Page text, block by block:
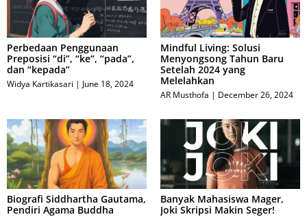
Perbedaan Penggunaan
Preposisi “di”, “ke”, “pada”,
dan “kepada”
Widya Kartikasari June 18, 2024
Mindful Living: Solusi
Menyongsong Tahun Baru
Setelah 2024 yang
Melelahkan
AR Musthofa December 26, 2024
Biografi Siddhartha Gautama,
Pendiri Agama Buddha
Banyak Mahasiswa Mager,
Joki Skripsi Makin Seger!